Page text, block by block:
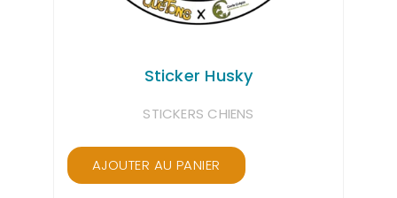
Sticker Husky
STICKERS CHIENS
AJOUTER AU PANIER